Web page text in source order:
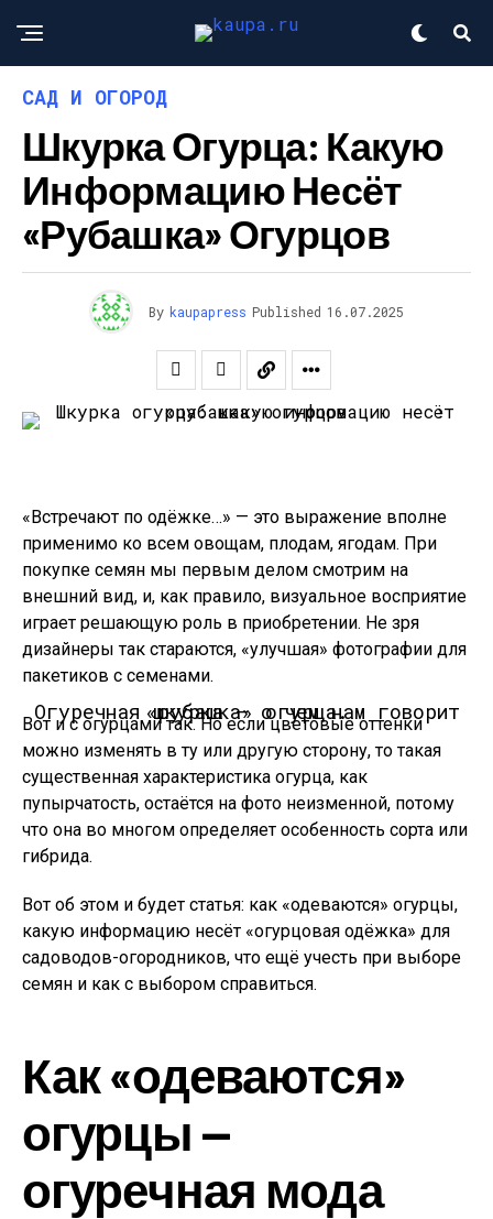
САД И ОГОРОД
Шкурка Огурца: Какую
Информацию Несёт
«рубашка» Огурцов
By kaupapress Published 16.07.2025
«Встречают по одёжке…» — это выражение вполне
применимо ко всем овощам, плодам, ягодам. При
покупке семян мы первым делом смотрим на
внешний вид, и, как правило, визуальное восприятие
играет решающую роль в приобретении. Не зря
дизайнеры так стараются, «улучшая» фотографии для
пакетиков с семенами.
Огуречная шкурка — о чем нам говорит «рубашка» огурца.
Вот и с огурцами так. Но если цветовые оттенки
можно изменять в ту или другую сторону, то такая
существенная характеристика огурца, как
пупырчатость, остаётся на фото неизменной, потому
что она во многом определяет особенность сорта или
гибрида.
Вот об этом и будет статья: как «одеваются» огурцы,
какую информацию несёт «огурцовая одёжка» для
садоводов-огородников, что ещё учесть при выборе
семян и как с выбором справиться.
Как «одеваются»
огурцы —
огуречная мода